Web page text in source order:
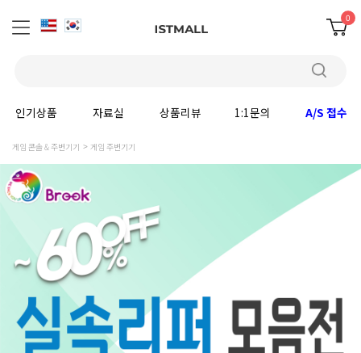
0
인기상품 자료실 상품리뷰 1:1문의 A/S 접수
게임 콘솔 & 주변기기 게임 주변기기